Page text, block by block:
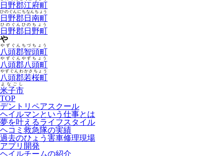
日野郡江府町
日野郡日南町
ひのぐんにちなんちょう
日野郡日野町
ひのぐんひのちょう
や
八頭郡智頭町
やずぐんちづちょう
八頭郡八頭町
やずぐんやずちょう
八頭郡若桜町
やずぐんわかさちょう
米子市
よなごし
TOP
デントリペアスクール
ヘイルマンという仕事とは
夢を叶えるライフスタイル
ヘコミ救急隊の実績
過去のひょう害車修理現場
アプリ開発
ヘイルチームの紹介